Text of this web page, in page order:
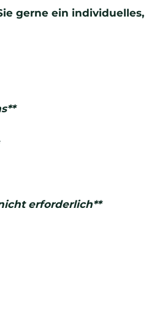
gerne ein individuelles,
erforderlich**